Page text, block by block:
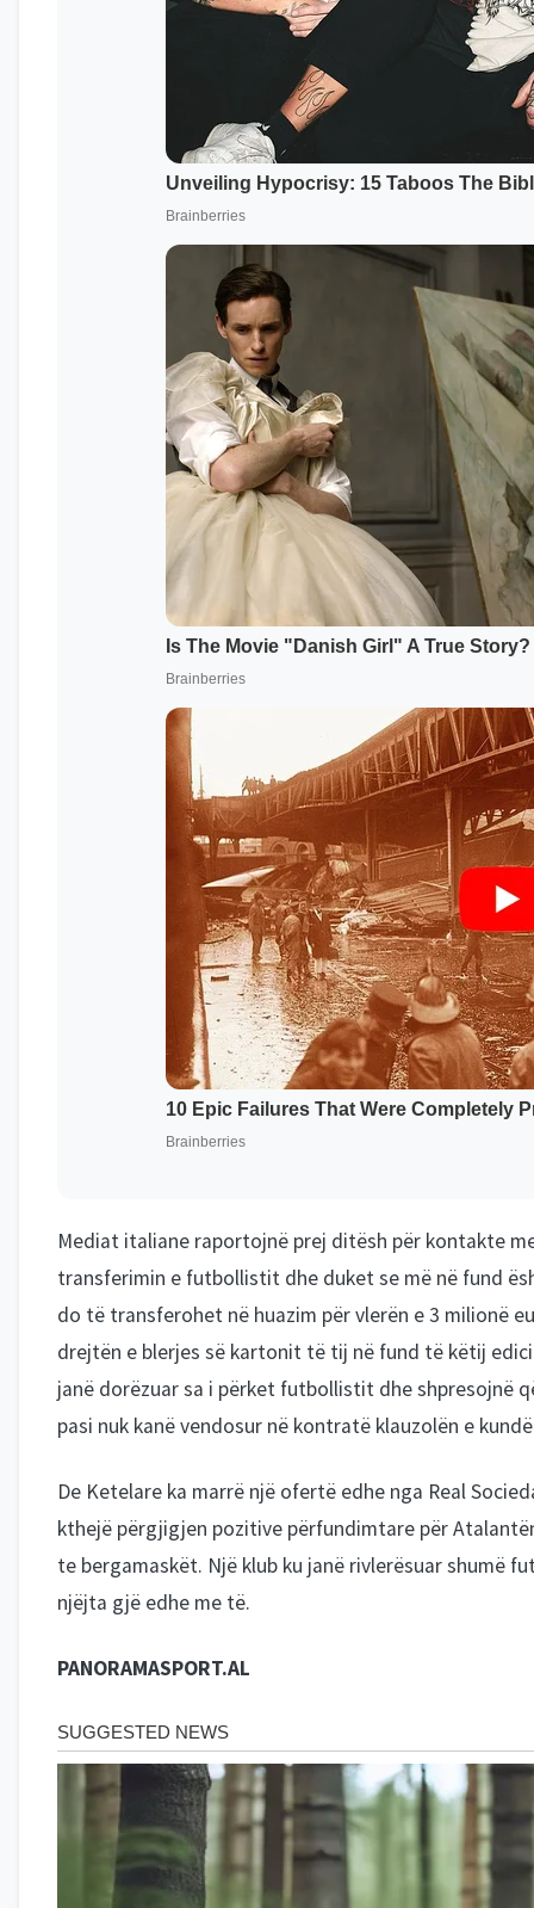
Mediat italiane raportojnë prej ditësh për kontakte
transferimin e futbollistit dhe duket se më në fund
do të transferohet në huazim për vlerën e 3 milionë
drejtën e blerjes së kartonit të tij në fund të këtij
janë dorëzuar sa i përket futbollistit dhe shpresojnë
pasi nuk kanë vendosur në kontratë klauzolën e
De Ketelare ka marrë një ofertë edhe nga Real
kthejë përgjigjen pozitive përfundimtare për
te bergamaskët. Një klub ku janë rivlerësuar shumë
njëjta gjë edhe me të.
PANORAMASPORT.AL